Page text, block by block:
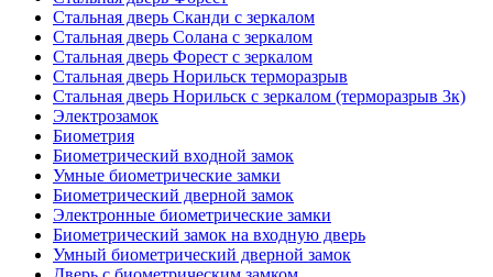
Стальная дверь Сканди с зеркалом
Стальная дверь Солана с зеркалом
Стальная дверь Форест с зеркалом
Стальная дверь Норильск терморазрыв
Стальная дверь Норильск с зеркалом (терморазрыв 3к)
Электрозамок
Биометрия
Биометрический входной замок
Умные биометрические замки
Биометрический дверной замок
Электронные биометрические замки
Биометрический замок на входную дверь
Умный биометрический дверной замок